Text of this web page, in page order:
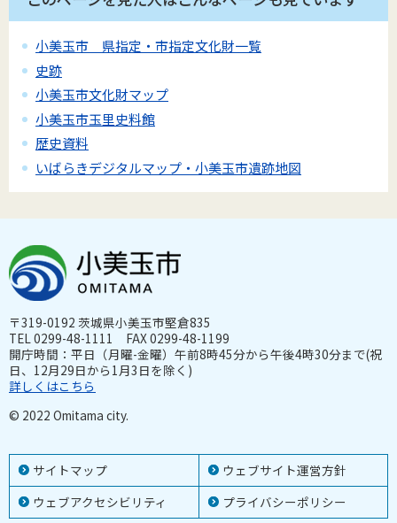
小美玉市 県指定・市指定文化財一覧
史跡
小美玉市文化財マップ
小美玉市玉里史料館
歴史資料
いばらきデジタルマップ・小美玉市遺跡地図
サイトマップ
ウェブサイト運営方針
ウェブアクセシビリティ
プライバシーポリシー
〒319-0192 茨城県小美玉市堅倉835
TEL 0299-48-1111 FAX 0299-48-1199
開庁時間：平日（月曜-金曜）午前8時45分から午後4時30分まで(祝
日、12月29日から1月3日を除く)
詳しくはこちら
© 2022 Omitama city.